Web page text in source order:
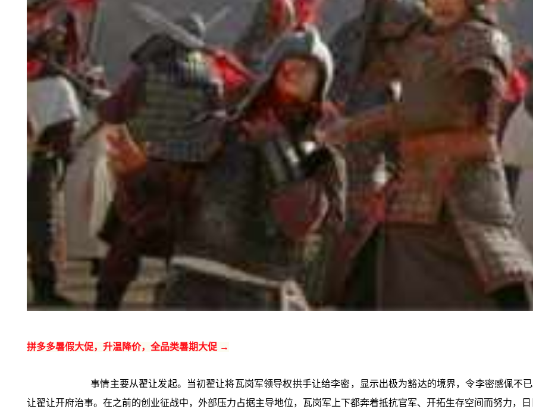
拼多多暑假大促，升温降价，全品类暑期大促 →
事情主要从翟让发起。当初翟让将瓦岗军领导权拱手让给李密，显示出极为豁达的境界，令李密感佩不
让翟让开府治事。在之前的创业征战中，外部压力占据主导地位，瓦岗军上下都奔着抵抗官军、开拓生存空间而努力，